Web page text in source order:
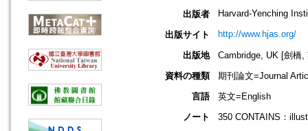
出版者 Harvard-Yenching
出版サイト http://www.hjas.org/
出版地
Cambridge, UK [劍橋,
資料の種類
期刊論文=Journal
言語
英文=English
ノート
350 CONTAINS：